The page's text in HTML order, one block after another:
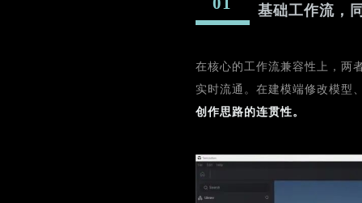
基础工作流，
在核心的工作流兼容性上，两
实时流通。在建模端修改模型
创作思路的连贯性。